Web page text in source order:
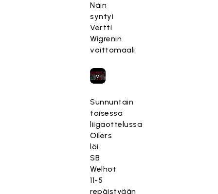
Näin
syntyi
Vertti
Wigrenin
voittomaali:
o
s
k
a
s
v
t
m
a
r
k
k
Sunnuntain
toisessa
liigaottelussa
Oilers
löi
SB
Welhot
11-5
repäistyään